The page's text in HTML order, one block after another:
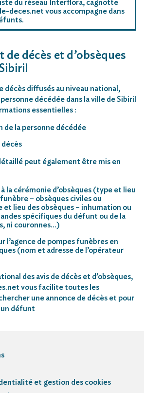
du réseau Interflora, cagnotte
deces.net vous accompagne dans
de décès et d’obsèques
décès diffusés au niveau national,
décédée dans la ville de Sibiril
essentielles :
de la personne décédée
peut également être mis en
la cérémonie d’obsèques (type et lieu
– obsèques civiles ou
et lieu des obsèques – inhumation ou
spécifiques du défunt ou de la
ni couronnes…)
l’agence de pompes funèbres en
(nom et adresse de l’opérateur
des avis de décès et d’obsèques,
vous facilite toutes les
une annonce de décès et pour
un défunt
et gestion des cookies